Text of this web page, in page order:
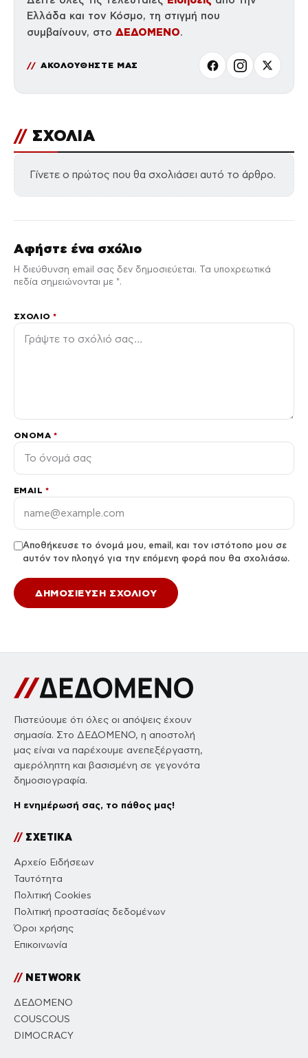
Ελλάδα και τον Κόσμο, τη στιγμή που
συμβαίνουν, στο ΔΕΔΟΜΕΝΟ.
ΑΚΟΛΟΥΘΗΣΤΕ ΜΑΣ
// ΣΧΟΛΙΑ
Γίνετε ο πρώτος που θα σχολιάσει αυτό το άρθρο.
Αφήστε ένα σχόλιο
Η διεύθυνση email σας δεν δημοσιεύεται. Τα υποχρεωτικά
πεδία σημειώνονται με *.
ΣΧΌΛΙΟ*
ΌΝΟΜΑ *
EMAIL *
Αποθήκευσε το όνομά μου, email, και τον ιστότοπο μου σε
αυτόν τον πλοηγό για την επόμενη φορά που θα σχολιάσω.
Πιστεύουμε ότι όλες οι απόψεις έχουν
σημασία. Στο ΔΕΔΟΜΕΝΟ, η αποστολή
μας είναι να παρέχουμε ανεπεξέργαστη,
αμερόληπτη και βασισμένη σε γεγονότα
δημοσιογραφία.
Η ενημέρωσή σας, το πάθος μας!
//ΣΧΕΤΙΚΑ
Αρχείο Ειδήσεων
Ταυτότητα
Πολιτική Cookies
Πολιτική προστασίας δεδομένων
Όροι χρήσης
Επικοινωνία
//NETWORK
ΔΕΔΟΜΕΝΟ
COUSCOUS
DIMOCRACY